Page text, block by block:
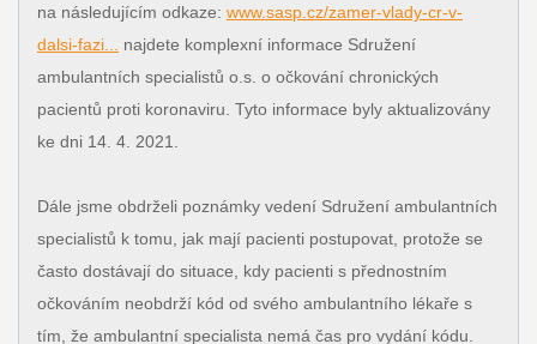
na následujícím odkaze: www.sasp.cz/zamer-vlady-cr-v-
dalsi-fazi...
najdete komplexní informace Sdružení
ambulantních specialistů o.s. o očkování chronických
pacientů proti koronaviru. Tyto informace byly aktualizovány
ke dni 14. 4. 2021.
Dále jsme obdrželi poznámky vedení Sdružení ambulantních
specialistů k tomu, jak mají pacienti postupovat, protože se
často dostávají do situace, kdy pacienti s přednostním
očkováním neobdrží kód od svého ambulantního lékaře s
tím, že ambulantní specialista nemá čas pro vydání kódu.